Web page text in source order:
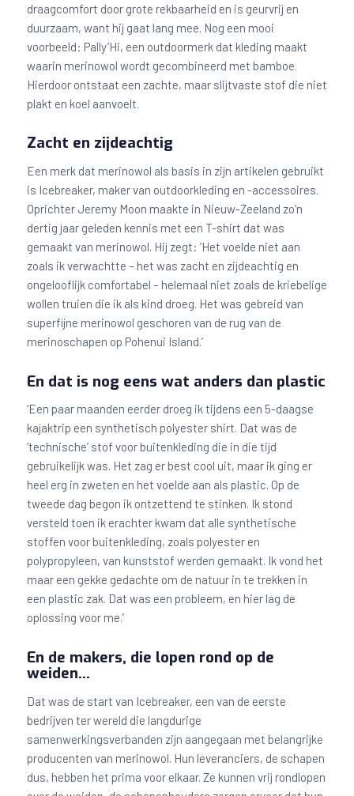
draagcomfort door grote rekbaarheid en is geurvrij en
duurzaam, want hij gaat lang mee. Nog een mooi
voorbeeld: Pally’Hi, een outdoormerk dat kleding maakt
waarin merinowol wordt gecombineerd met bamboe.
Hierdoor ontstaat een zachte, maar slijtvaste stof die niet
plakt en koel aanvoelt.
Zacht en zijdeachtig
Een merk dat merinowol als basis in zijn artikelen gebruikt
is Icebreaker, maker van outdoorkleding en -accessoires.
Oprichter Jeremy Moon maakte in Nieuw-Zeeland zo’n
dertig jaar geleden kennis met een T-shirt dat was
gemaakt van merinowol. Hij zegt: ‘Het voelde niet aan
zoals ik verwachtte – het was zacht en zijdeachtig en
ongelooflijk comfortabel – helemaal niet zoals de kriebelige
wollen truien die ik als kind droeg. Het was gebreid van
superfijne merinowol geschoren van de rug van de
merinoschapen op Pohenui Island.’
En dat is nog eens wat anders dan plastic
‘Een paar maanden eerder droeg ik tijdens een 5-daagse
kajaktrip een synthetisch polyester shirt. Dat was de
‘technische’ stof voor buitenkleding die in die tijd
gebruikelijk was. Het zag er best cool uit, maar ik ging er
heel erg in zweten en het voelde aan als plastic. Op de
tweede dag begon ik ontzettend te stinken. Ik stond
versteld toen ik erachter kwam dat alle synthetische
stoffen voor buitenkleding, zoals polyester en
polypropyleen, van kunststof werden gemaakt. Ik vond het
maar een gekke gedachte om de natuur in te trekken in
een plastic zak. Dat was een probleem, en hier lag de
oplossing voor me.’
En de makers, die lopen rond op de
weiden…
Dat was de start van Icebreaker, een van de eerste
bedrijven ter wereld die langdurige
samenwerkingsverbanden zijn aangegaan met belangrijke
producenten van merinowol. Hun leveranciers, de schapen
dus, hebben het prima voor elkaar. Ze kunnen vrij rondlopen